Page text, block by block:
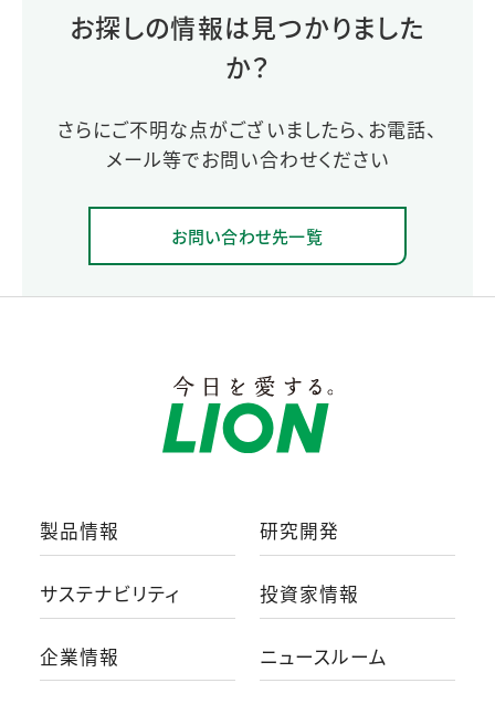
お探しの情報は見つかりました
か？
さらにご不明な点がございましたら、お電話、
メール等でお問い合わせください
お問い合わせ先一覧
製品情報 研究開発
サステナビリティ 投資家情報
企業情報 ニュースルーム